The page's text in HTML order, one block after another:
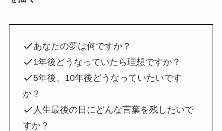
あなたの夢は何ですか？
1年後どうなっていたら理想ですか？
5年後、10年後どうなっていたいです
か？
人生最後の日にどんな言葉を残したいで
すか？